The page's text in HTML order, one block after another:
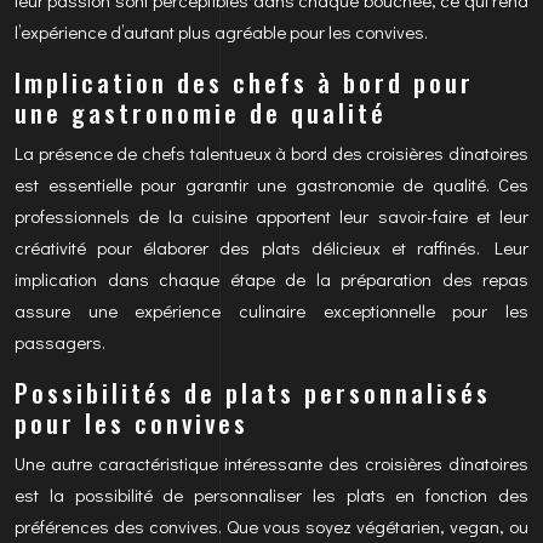
l’expérience d’autant plus agréable pour les convives.
Implication des chefs à bord pour
une gastronomie de qualité
La présence de chefs talentueux à bord des croisières dînatoires
est essentielle pour garantir une gastronomie de qualité. Ces
professionnels de la cuisine apportent leur savoir-faire et leur
créativité pour élaborer des plats délicieux et raffinés. Leur
implication dans chaque étape de la préparation des repas
assure une expérience culinaire exceptionnelle pour les
passagers.
Possibilités de plats personnalisés
pour les convives
Une autre caractéristique intéressante des croisières dînatoires
est la possibilité de personnaliser les plats en fonction des
préférences des convives. Que vous soyez végétarien, vegan, ou